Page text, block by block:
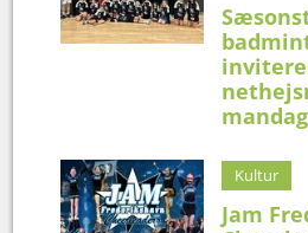
mandag
Kultur
Jam